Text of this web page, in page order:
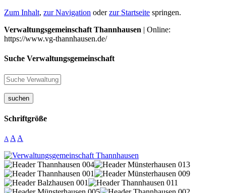
Zum Inhalt, zur Navigation oderzur Startseite springen.
Verwaltungsgemeinschaft Thannhausen | Online:
https://www.vg-thannhausen.de/
Suche Verwaltungsgemeinschaft
suchen
Schriftgröße
A A A